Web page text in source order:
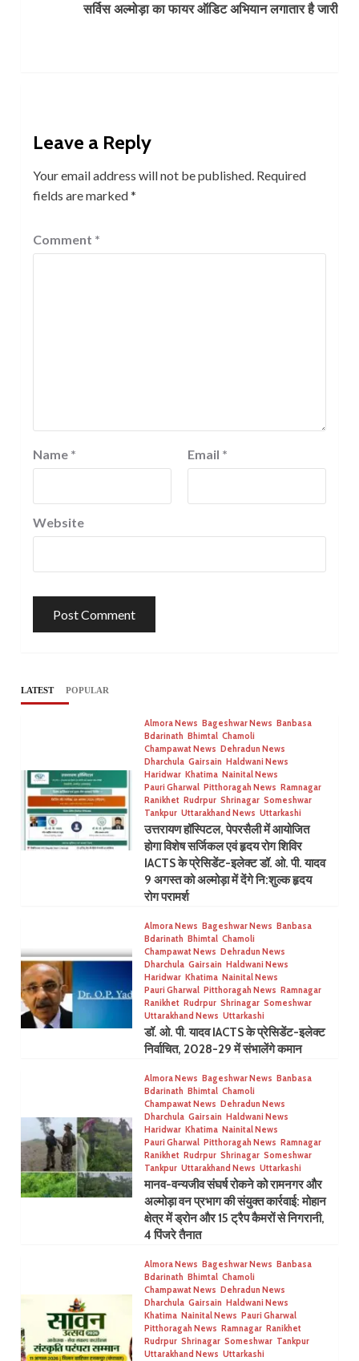
सर्विस अल्मोड़ा का फायर ऑडिट अभियान लगातार है जारी
Leave a Reply
Your email address will not be published. Required
fields are marked*
Comment *
Name * Email *
Website
LATEST POPULAR
Almora News Bageshwar News Banbasa
Bdarinath Bhimtal Chamoli
Champawat News Dehradun News
Dharchula Gairsain Haldwani News
Haridwar Khatima Nainital News
Pauri Gharwal Pitthoragah News Ramnagar
Ranikhet Rudrpur Shrinagar Someshwar
Tankpur Uttarakhand News Uttarkashi
उत्तरायण हॉस्पिटल, पेपरसैली में आयोजित
होगा विशेष सर्जिकल एवं हृदय रोग शिविर
IACTS के प्रेसिडेंट-इलेक्ट डॉ. ओ. पी. यादव
9 अगस्त को अल्मोड़ा में देंगे नि:शुल्क हृदय
रोग परामर्श
Almora News Bageshwar News Banbasa
Bdarinath Bhimtal Chamoli
Champawat News Dehradun News
Dharchula Gairsain Haldwani News
Haridwar Khatima Nainital News
Pauri Gharwal Pitthoragah News Ramnagar
Ranikhet Rudrpur Shrinagar Someshwar
Uttarakhand News Uttarkashi
डॉ. ओ. पी. यादव IACTS के प्रेसिडेंट-इलेक्ट
निर्वाचित, 2028-29 में संभालेंगे कमान
Almora News Bageshwar News Banbasa
Bdarinath Bhimtal Chamoli
Champawat News Dehradun News
Dharchula Gairsain Haldwani News
Haridwar Khatima Nainital News
Pauri Gharwal Pitthoragah News Ramnagar
Ranikhet Rudrpur Shrinagar Someshwar
Tankpur Uttarakhand News Uttarkashi
मानव-वन्यजीव संघर्ष रोकने को रामनगर और
अल्मोड़ा वन प्रभाग की संयुक्त कार्रवाई: मोहान
क्षेत्र में ड्रोन और 15 ट्रैप कैमरों से निगरानी,
4 पिंजरे तैनात
Almora News Bageshwar News Banbasa
Bdarinath Bhimtal Chamoli
Champawat News Dehradun News
Dharchula Gairsain Haldwani News
Khatima Nainital News Pauri Gharwal
Pitthoragah News Ramnagar Ranikhet
Rudrpur Shrinagar Someshwar Tankpur
Uttarakhand News Uttarkashi